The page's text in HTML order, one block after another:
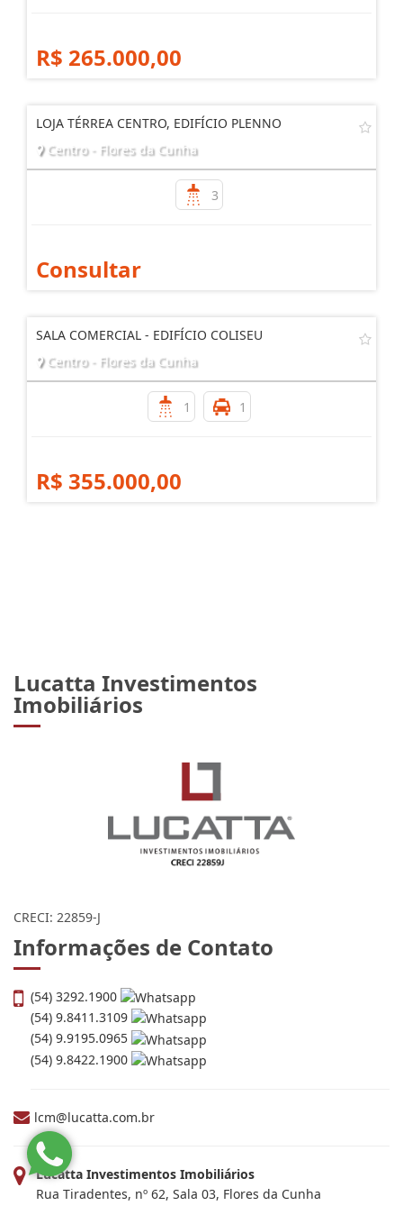
R$ 265.000,00
LOJA TÉRREA CENTRO, EDIFÍCIO PLENNO
Centro - Flores da Cunha
3
Consultar
SALA COMERCIAL - EDIFÍCIO COLISEU
Centro - Flores da Cunha
1 1
R$ 355.000,00
Lucatta Investimentos
Imobiliários
CRECI: 22859-J
Informações de Contato
(54) 3292.1900
(54) 9.8411.3109
(54) 9.9195.0965
(54) 9.8422.1900
lcm@lucatta.com.br
Lucatta Investimentos Imobiliários
Rua Tiradentes, nº 62, Sala 03, Flores da Cunha